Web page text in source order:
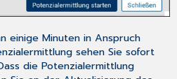
einige Minuten in Anspruch
sehen Sie sofort
die Potenzialermittlung